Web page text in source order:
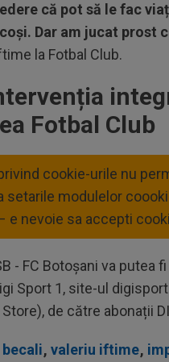
că pot să le fac
Dar am jucat prost
la Fotbal Club.
Fotbal Club
cookie-urile nu
setarile modulelor
e nevoie sa accepti
- FC Botoșani va putea
Sport 1, site-ul
Store), de către abonații
, valeriu iftime,